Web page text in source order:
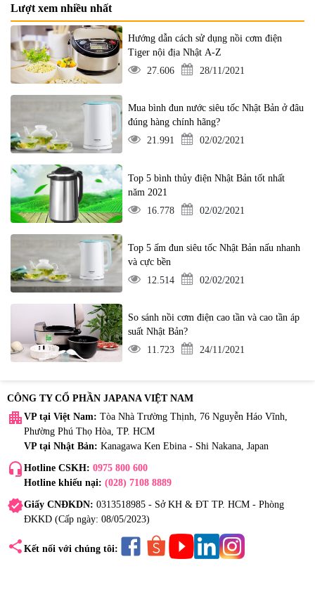
Lượt xem nhiều nhất
Hướng dẫn cách sử dụng nồi cơm điện
Tiger nội địa Nhật A-Z
27.606
28/11/2021
Mua bình đun nước siêu tốc Nhật Bản ở đâu
đúng hàng chính hãng?
21.991
02/02/2021
Top 5 bình thủy điện Nhật Bản tốt nhất
năm 2021
16.778
02/02/2021
Top 5 ấm đun siêu tốc Nhật Bản nấu nhanh
và cực bền
12.514
02/02/2021
So sánh nồi cơm điện cao tần và cao tần áp
suất Nhật Bản?
11.723
24/11/2021
CÔNG TY CỔ PHẦN JAPANA VIỆT NAM
apartment VP tại Việt Nam: Tòa Nhà Trường Thịnh, 76 Nguyễn Háo Vĩnh,
Phường Phú Thọ Hòa, TP. HCM
VP tại Nhật Bản: Kanagawa Ken Ebina - Shi Nakana, Japan
headset_mic Hotline CSKH: 0975 800 600
Hotline khiếu nại: (028) 7108 8889
verifiedGiấy CNĐKDN: 0313518985 - Sở KH & ĐT TP. HCM - Phòng
ĐKKD (Cấp ngày: 08/05/2023)
share Kết nối với chúng tôi: